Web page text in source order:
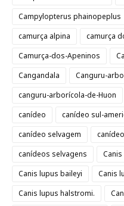
Campylopterus phainopeplus
camurça alpina
camurça
Camurça-dos-Apeninos
Cangandala
Canguru-
canguru-arborícola-de-Huon
canídeo
canídeo sul-
canídeo selvagem
canídeos selvagens
Canis lupus baileyi
Canis
Canis lupus halstromi.